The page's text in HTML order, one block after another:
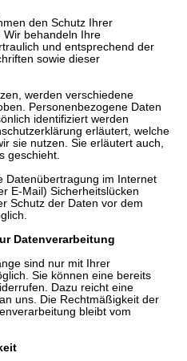
den Schutz Ihrer
Wir behandeln Ihre
und entsprechend der
sowie dieser
werden verschiedene
Personenbezogene Daten
identifiziert werden
erläutert, welche
sie nutzen. Sie erläutert auch,
geschieht.
Datenübertragung im Internet
E-Mail) Sicherheitslücken
Schutz der Daten vor dem
Datenverarbeitung
sind nur mit Ihrer
Sie können eine bereits
Dazu reicht eine
uns. Die Rechtmäßigkeit der
bleibt vom